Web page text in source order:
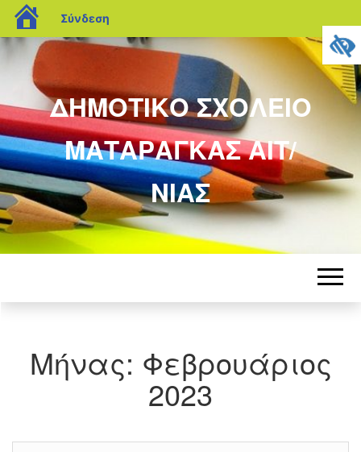
blogs.sch.gr
Σύνδεση
ΔΗΜΟΤΙΚΟ ΣΧΟΛΕΙΟ
ΜΑΤΑΡΑΓΚΑΣ ΑΙΤ/
ΝΙΑΣ
Μήνας: Φεβρουάριος
2023